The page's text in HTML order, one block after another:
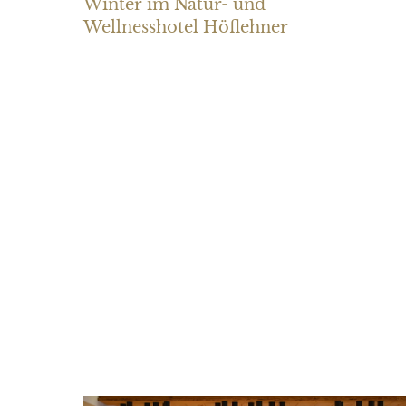
Winter im Natur- und
Wellnesshotel Höflehner